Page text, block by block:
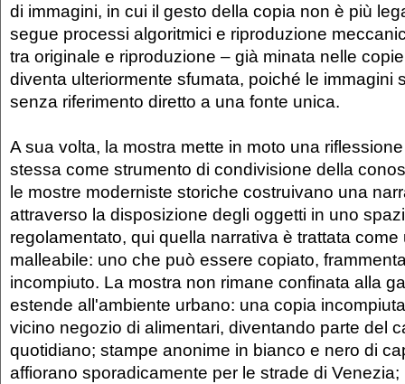
di immagini, in cui il gesto della copia non è più
segue processi algoritmici e riproduzione
tra originale e riproduzione – già minata nelle
diventa ulteriormente sfumata, poiché le immagini
senza riferimento diretto a una fonte unica.
A sua volta, la mostra mette in moto una
stessa come strumento di condivisione della
le mostre moderniste storiche costruivano una
attraverso la disposizione degli oggetti in uno
regolamentato, qui quella narrativa è trattata come
malleabile: uno che può essere copiato,
incompiuto. La mostra non rimane confinata alla
estende all'ambiente urbano: una copia
vicino negozio di alimentari, diventando parte del
quotidiano; stampe anonime in bianco e nero di
affiorano sporadicamente per le strade di